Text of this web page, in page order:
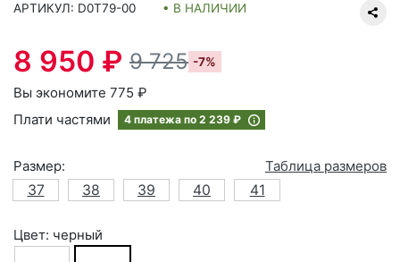
АРТИКУЛ: D0T79-00 • В НАЛИЧИИ
8 950 ₽ 9 725 -7%
Вы экономите 775 ₽
Плати частями
4 платежа по 2 239 ₽
Размер:
Таблица размеров
37
38 39 40 41
Цвет: черный